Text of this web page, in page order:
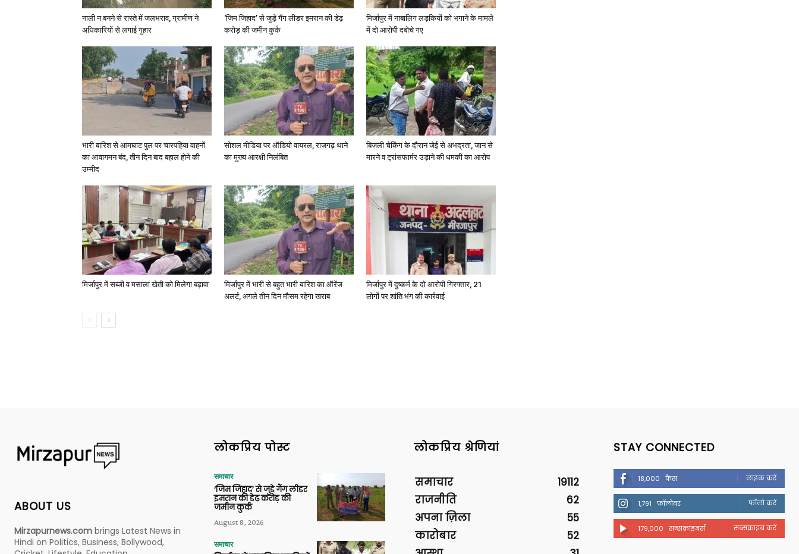
नाली न बनने से रास्ते में जलभराव, ग्रामीण ने
अधिकारियों से लगाई गुहार
‘जिम जिहाद’ से जुड़े गैंग लीडर इमरान की डेढ़
करोड़ की जमीन कुर्क
मिर्जापुर में नाबालिग लड़कियों को भगाने के मामले
में दो आरोपी दबोचे गए
भारी बारिश से आमघाट पुल पर चारपहिया वाहनों
का आवागमन बंद, तीन दिन बाद बहाल होने की
उम्मीद
सोशल मीडिया पर ऑडियो वायरल, राजगढ़ थाने
का मुख्य आरक्षी निलंबित
बिजली चेकिंग के दौरान जेई से अभद्रता, जान से
मारने व ट्रांसफार्मर उड़ाने की धमकी का आरोप
मिर्जापुर में सब्जी व मसाला खेती को मिलेगा बढ़ावा
मिर्जापुर में भारी से बहुत भारी बारिश का ऑरेंज
अलर्ट, अगले तीन दिन मौसम रहेगा खराब
मिर्जापुर में दुष्कर्म के दो आरोपी गिरफ्तार, 21
लोगों पर शांति भंग की कार्रवाई
ABOUT US
Mirzapurnews.com brings Latest News in
Hindi on Politics, Business, Bollywood,
लोकप्रिय पोस्ट
समाचार
‘जिम जिहाद’ से जुड़े गैंग लीडर
इमरान की डेढ़ करोड़ की
जमीन कुर्क
August 8, 2026
समाचार
लोकप्रिय श्रेणियां
समाचार
19112
राजनीति
62
अपना ज़िला
55
कारोबार
52
STAY CONNECTED
18,000 फैंस लाइक करें
1,791 फॉलोवर फॉलो करें
179,000 सब्सक्राइबर्स सब्सक्राइब करें